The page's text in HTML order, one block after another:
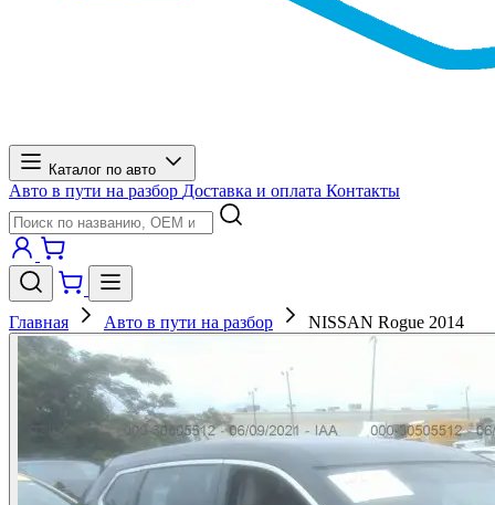
Каталог по авто
Авто в пути на разбор Доставка и оплата Контакты
Главная Авто в пути на разбор NISSAN Rogue 2014